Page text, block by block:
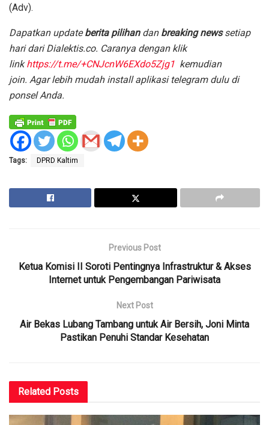
(Adv).
Dapatkan updateberita pilihan dan breaking newssetiap
hari dari Dialektis.co. Caranya dengan klik
linkhttps://t.me/+CNJcnW6EXdo5Zjg1 kemudian
join. Agar lebih mudah install aplikasi telegram dulu di
ponsel Anda.
Tags: DPRD Kaltim
Previous Post
Ketua Komisi II Soroti Pentingnya Infrastruktur & Akses
Internet untuk Pengembangan Pariwisata
Next Post
Air Bekas Lubang Tambang untuk Air Bersih, Joni Minta
Pastikan Penuhi Standar Kesehatan
Related Posts